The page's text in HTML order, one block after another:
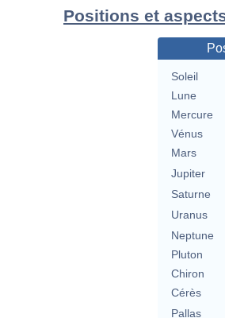
Positions et
Soleil
Lune
Mercure
Vénus
Mars
Jupiter
Saturne
Uranus
Neptune
Pluton
Chiron
Cérès
Pallas